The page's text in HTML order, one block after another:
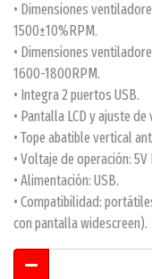
• Dimensiones
1500±10%RPM.
• Dimensiones
1600-1800RPM.
• Integra 2 puertos USB.
• Pantalla LCD y ajuste
• Tope abatible vertical
• Voltaje de operación: 5V
• Alimentación: USB.
• Compatibilidad:
con pantalla widescreen).